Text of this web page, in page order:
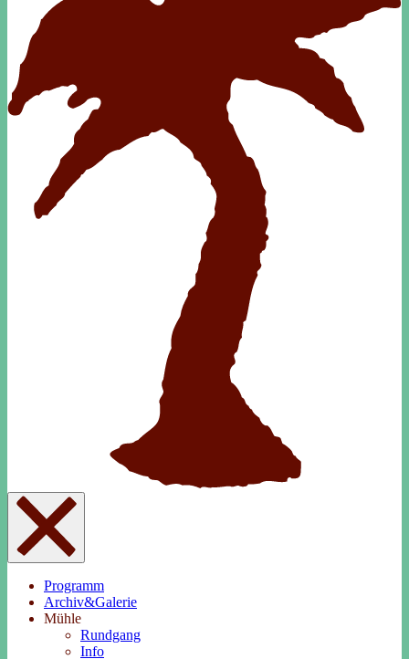
Programm
Archiv&Galerie
Mühle
Rundgang
Info